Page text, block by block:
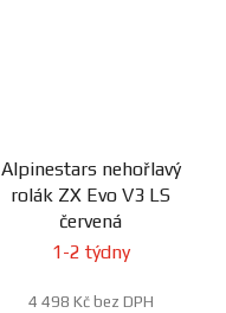
Alpinestars nehořlavý
rolák ZX Evo V3 LS
červená
1-2 týdny
4 498 Kč bez DPH